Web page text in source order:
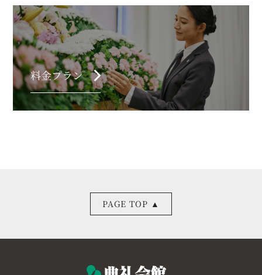
料金プランchevron_right
PAGE TOP ▲